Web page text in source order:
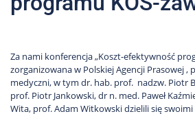
Za nami konferencja „Koszt-efektywność
zorganizowana w Polskiej Agencji Prasowej ,
medyczni, w tym dr. hab. prof. nadzw. Piotr
prof. Piotr Jankowski, dr n. med. Paweł
Wita, prof. Adam Witkowski dzielili się